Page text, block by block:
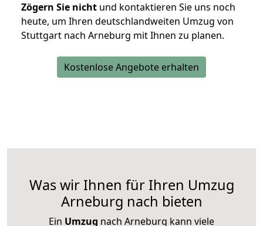
Zögern Sie nicht und kontaktieren Sie uns noch
heute, um Ihren deutschlandweiten Umzug von
Stuttgart nach Arneburg mit Ihnen zu planen.
Kostenlose Angebote erhalten
Was wir Ihnen für Ihren Umzug
Arneburg nach bieten
Ein Umzug nach Arneburg kann viele